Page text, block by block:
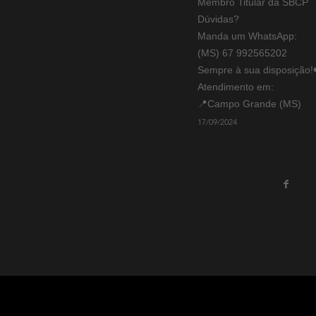
Dúvidas?
Manda um WhatsApp:
(MS) 67 992565202
Sempre à sua
Atendimento em:
📍Campo Grande (MS)
17/09/2024